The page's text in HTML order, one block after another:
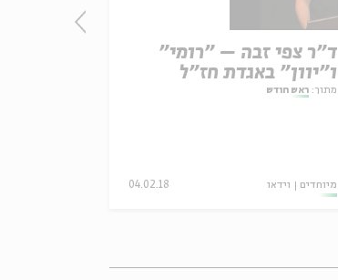
ד"ר צפי זבה – "רומי"
ו"יוון" באגדת חז"ל
לילדים
מתוך: ראש חודש
מיוחדים וידאו 04.02.18